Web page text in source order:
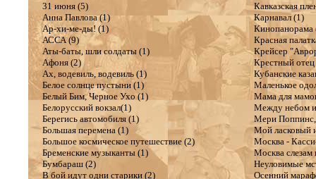
31 июня (5)
Анна Павлова (1)
Ар-хи-ме-ды! (1)
АССА (9)
Аты-баты, шли солдаты (1)
Афоня (2)
Ах, водевиль, водевиль (1)
Белое солнце пустыни (1)
Белый Бим, Черное Ухо (1)
Белорусский вокзал(1)
Берегись автомобиля (1)
Большая перемена (1)
Большое космическое путешествие (2)
Бременские музыканты (1)
Бумбараш (2)
В бой идут одни старики (2)
Кавказская
Карнавал (1)
Кинопанорама
Красная
Крейсер
Крестный отец
Кубанские
Маленькое
Мама для
Между небом и
Мери Поппинс,
Мой ласковый
Москва -
Москва слезам
Неуловимые
Осенний